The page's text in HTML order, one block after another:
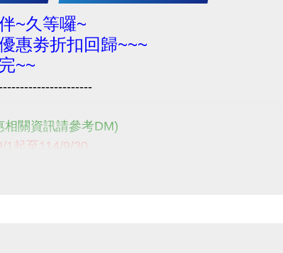
~久等囉~
惠劵折扣回歸~~~
~~
關資訊請參考DM)
1起至114/9/30